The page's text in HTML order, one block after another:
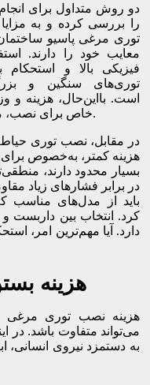
دو روش متداول برای
را بررسی کرده و به
توری مرغی پاسیو
معایب خود را دارند.
فیزیکی بالا و
توری‌های سنگین و
است. بااین‌حال، هزینه و
خاص برای نصب، ممکن است محدودیت‌هایی را ایجاد کند.
در مقابل، نصب توری
هزینه کمتر، به‌خصوص
بسیار محدود دارند،
در برابر فشارهای زیاد
باید از مدل‌های مناسب
کرد. انتخاب بین داربست
دارد. آیا مهم‌ترین امر،
هزینه
هزینه نصب توری مرغی
می‌تواند متفاوت باشد. در
به دستمزد نیروی انسانی،